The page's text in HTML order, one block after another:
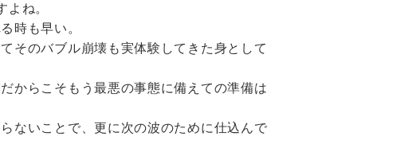
ね。
時も早い。
そのバブル崩壊も実体験してきた身として
からこそもう最悪の事態に備えての準備は
ないことで、更に次の波のために仕込んで